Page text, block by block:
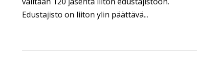
Edustajisto on liiton ylin päättävä...